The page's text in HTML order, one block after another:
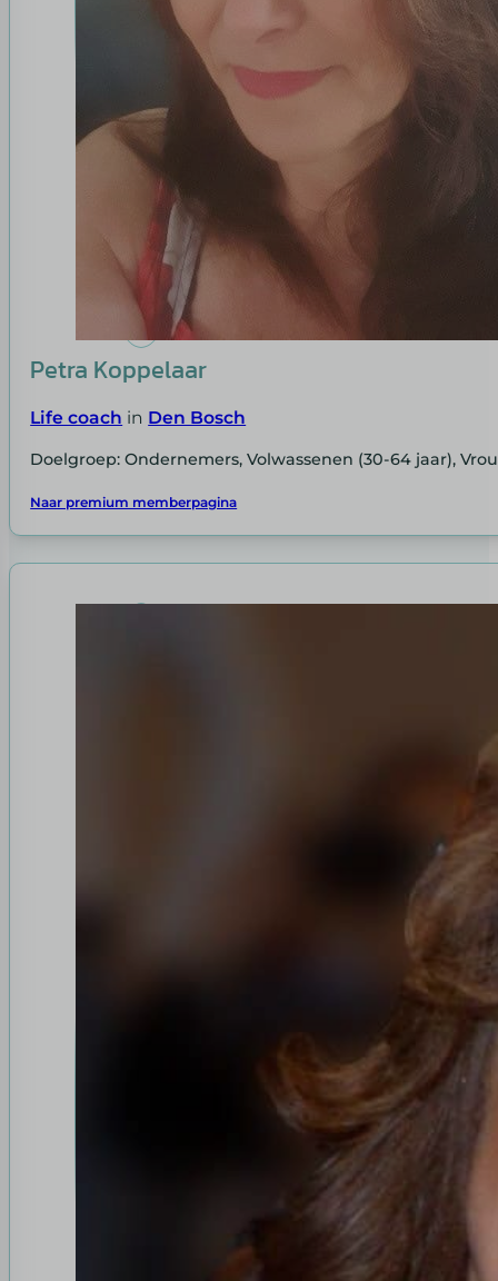
Petra Koppelaar
Life coach in Den Bosch
Doelgroep: Ondernemers, Volwassenen (30-64 jaar),
Naar premium memberpagina